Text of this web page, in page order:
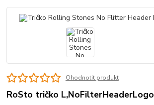
Ohodnotit produkt
RoSto tričko L,NoFilterHeaderLogo